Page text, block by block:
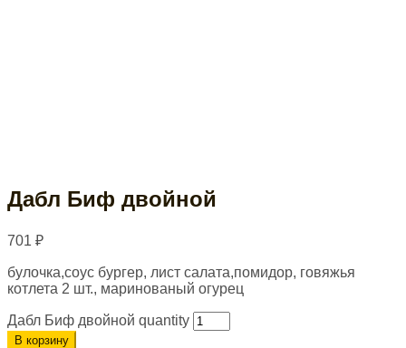
Дабл Биф двойной
701 ₽
булочка,соус бургер, лист салата,помидор, говяжья
котлета 2 шт., маринованый огурец
Дабл Биф двойной quantity
В корзину